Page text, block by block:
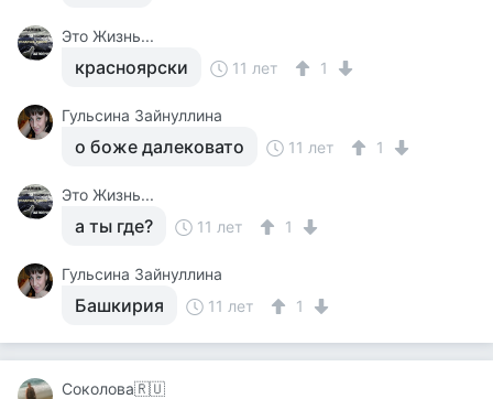
Это Жизнь...
красноярски 11 лет 1
Гульсина Зайнуллина
о боже далековато 11 лет 1
Это Жизнь...
а ты где? 11 лет 1
Гульсина Зайнуллина
Башкирия 11 лет 1
Соколова🇷🇺